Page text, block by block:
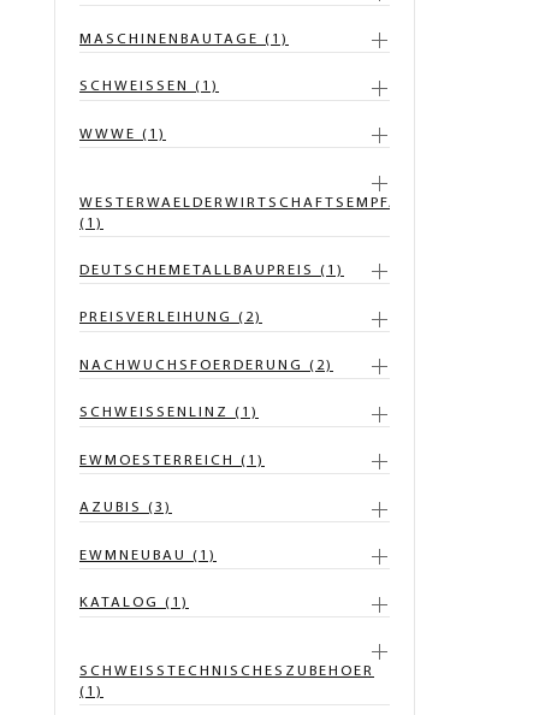
MASCHINENBAUTAGE (1)
SCHWEISSEN (1)
WWWE (1)
WESTERWAELDERWIRTSCHAFTSEMPFANG
(1)
DEUTSCHEMETALLBAUPREIS (1)
PREISVERLEIHUNG (2)
NACHWUCHSFOERDERUNG (2)
SCHWEISSENLINZ (1)
EWMOESTERREICH (1)
AZUBIS (3)
EWMNEUBAU (1)
KATALOG (1)
SCHWEISSTECHNISCHESZUBEHOER
(1)